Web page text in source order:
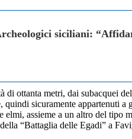
siciliani:
ottanta metri, dai subacquei
sicuramente appartenuti
elmi, assieme a un altro del
“Battaglia delle Egadi” a